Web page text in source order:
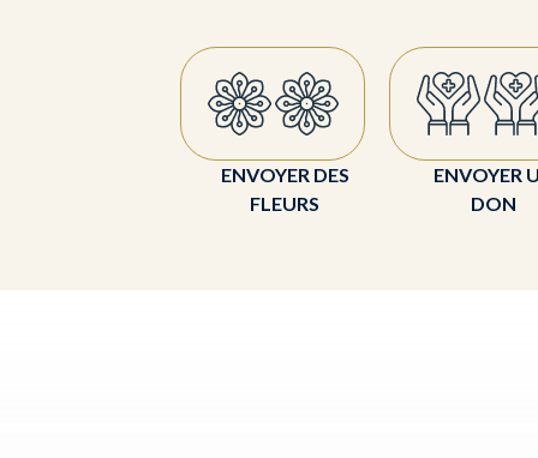
ENVOYER DES
FLEURS
ENVOYER
DON